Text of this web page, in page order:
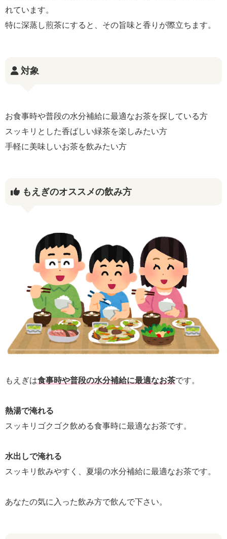
れています。
特に深蒸し煎茶にすると、その旨味と香りが際立ちます。
対象
お食事時や普段の水分補給に最適なお茶を探している方
スッキリとした香ばしい緑茶を楽しみたい方
手軽に美味しいお茶を飲みたい方
もえぎのオススメの飲み方
もえぎは食事時や普段の水分補給に最適なお茶です。
熱湯で淹れる
スッキリゴクゴク飲める食事時に最適なお茶です。
水出しで淹れる
スッキリ飲みやすく、夏場の水分補給に最適なお茶です。
あなたの気に入った飲み方で飲んで下さい。